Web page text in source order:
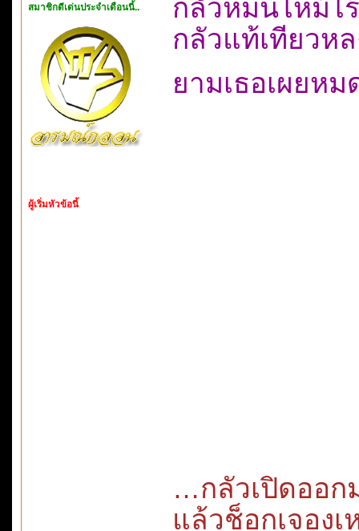
สมาชิกดีเด่นประจำเดือนนี้..
ผู้เริ่มหัวข้อนี้
กลัวหม่นไหม้ไ
กลัวแท้เทียวห
ยามเธอเผย
…กลัวเปิดออก
แล้วช็อกเจองู